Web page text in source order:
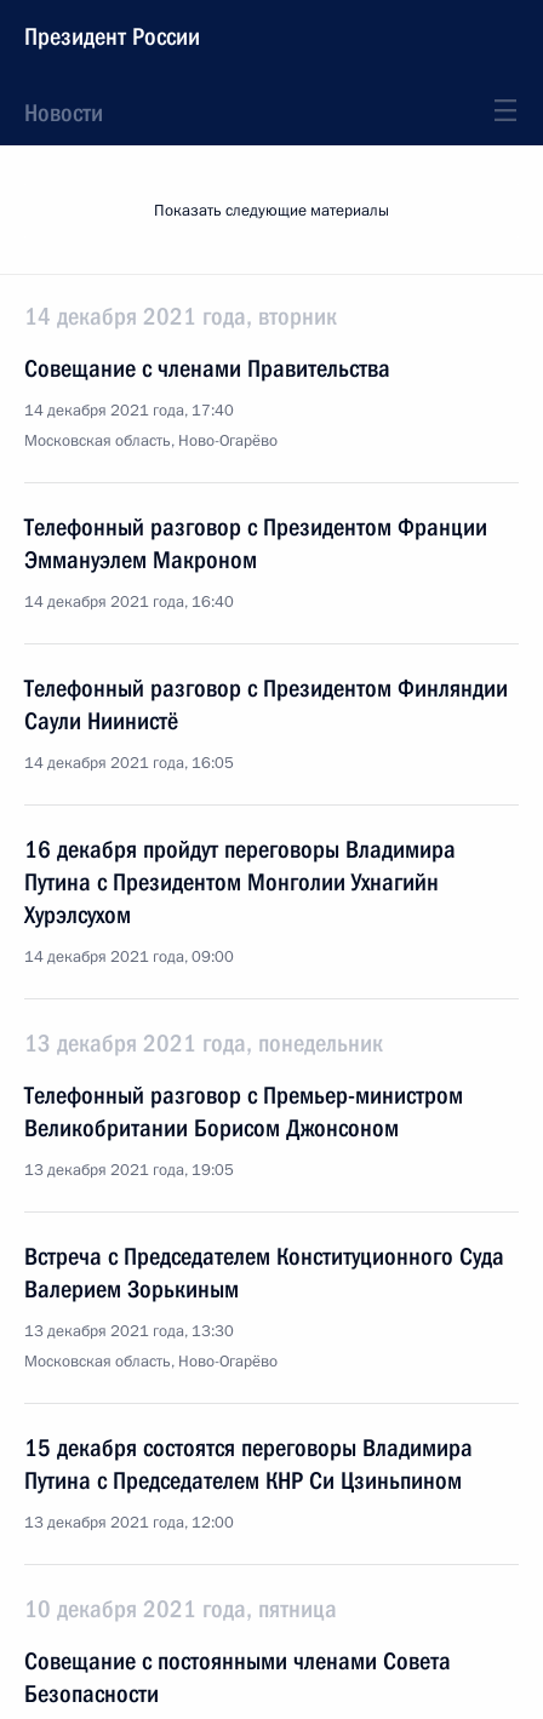
Президент России
Новости
Показать следующие материалы
14 декабря 2021 года, вторник
Совещание с членами Правительства
14 декабря 2021 года, 17:40
Московская область, Ново-Огарёво
Телефонный разговор с Президентом Франции
Эммануэлем Макроном
14 декабря 2021 года, 16:40
Телефонный разговор с Президентом Финляндии
Саули Ниинистё
14 декабря 2021 года, 16:05
16 декабря пройдут переговоры Владимира
Путина с Президентом Монголии Ухнагийн
Хурэлсухом
14 декабря 2021 года, 09:00
13 декабря 2021 года, понедельник
Телефонный разговор с Премьер-министром
Великобритании Борисом Джонсоном
13 декабря 2021 года, 19:05
Встреча с Председателем Конституционного Суда
Валерием Зорькиным
13 декабря 2021 года, 13:30
Московская область, Ново-Огарёво
15 декабря состоятся переговоры Владимира
Путина с Председателем КНР Си Цзиньпином
13 декабря 2021 года, 12:00
10 декабря 2021 года, пятница
Совещание с постоянными членами Совета
Безопасности